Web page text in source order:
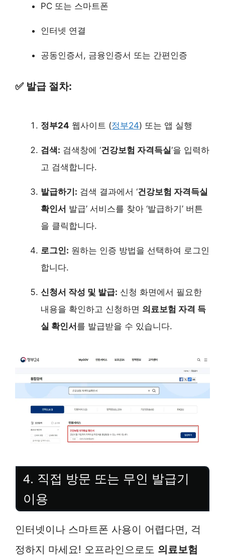
PC 또는 스마트폰
인터넷 연결
공동인증서, 금융인증서 또는 간편인증
✅ 발급 절차:
정부24 웹사이트 (정부24) 또는 앱 실행
검색: 검색창에 ‘건강보험 자격득실‘을 입력하
고 검색합니다.
발급하기: 검색 결과에서 ‘건강보험 자격득실
확인서 발급’ 서비스를 찾아 ‘발급하기’ 버튼
을 클릭합니다.
로그인: 원하는 인증 방법을 선택하여 로그인
합니다.
신청서 작성 및 발급: 신청 화면에서 필요한
내용을 확인하고 신청하면 의료보험 자격 득
실 확인서를 발급받을 수 있습니다.
4. 직접 방문 또는 무인 발급기
이용
인터넷이나 스마트폰 사용이 어렵다면, 걱
정하지 마세요! 오프라인으로도 의료보험